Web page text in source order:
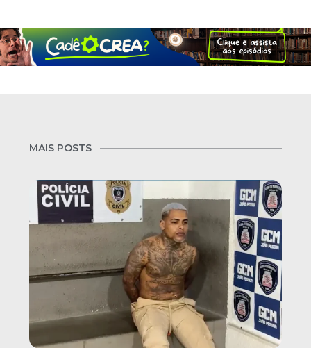
MAIS POSTS